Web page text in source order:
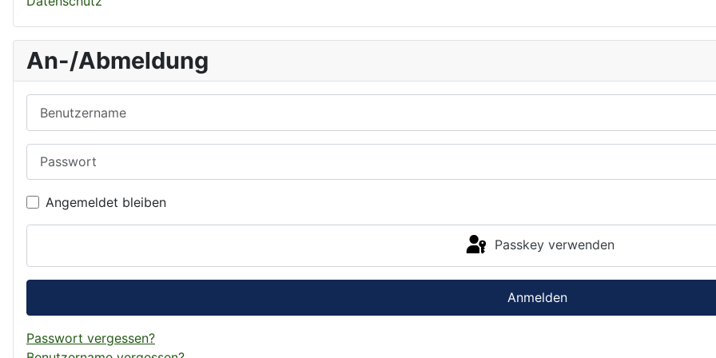
An-/Abmeldung
Angemeldet bleiben
Passkey verwenden
Anmelden
Passwort vergessen?